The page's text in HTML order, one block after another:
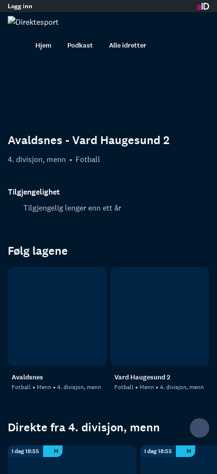
innhold
Logg inn
Hjem Podkast Alle idretter
Avaldsnes - Vard Haugesund 2
4. divisjon, menn Fotball
Tilgjengelighet
Tilgjengelig lenger enn ett år
Følg lagene
Avaldsnes
Fotball Menn 4. divisjon, menn
Vard Haugesund 2
Fotball Menn 4. divisjon, menn
Direkte fra 4. divisjon, menn
I dag 18:55 M I dag 18:55 M